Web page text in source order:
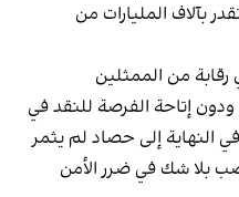
بآلاف المليارات من
رقابة من الممثلين
إتاحة الفرصة للنقد في
النهاية إلى حصاد لم يثمر
صب بلا شك في ضرر الأمن